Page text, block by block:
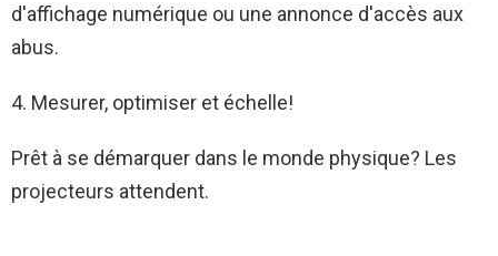
d'affichage numérique ou une annonce d'accès aux
abus.
4. Mesurer, optimiser et échelle!
Prêt à se démarquer dans le monde physique? Les
projecteurs attendent.